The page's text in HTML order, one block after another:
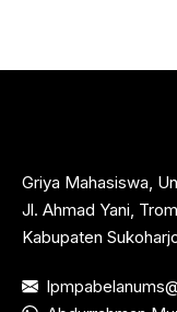
Griya Mahasiswa,
Jl. Ahmad Yani,
Kabupaten